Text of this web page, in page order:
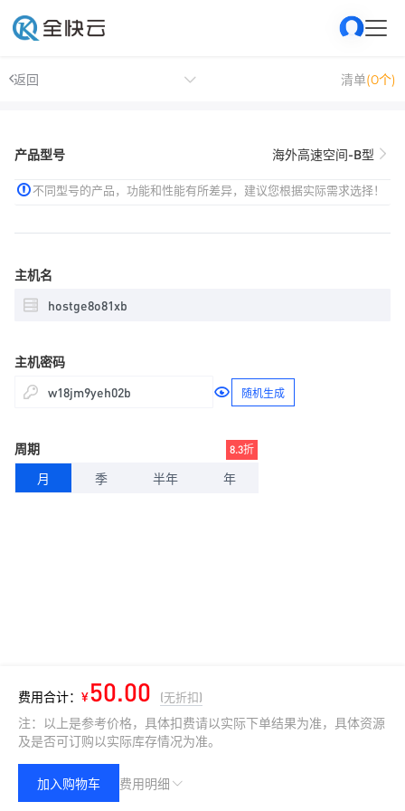
返回 清单(0个)
产品型号 海外高速空间-B型
不同型号的产品，功能和性能有所差异，建议您根据实际需求选择！
主机名
主机密码
随机生成
周期
月
季 半年 年
8.3折
费用合计： ¥50.00 (无折扣)
注：以上是参考价格，具体扣费请以实际下单结果为准，具体资源
及是否可订购以实际库存情况为准。
费用明细
加入购物车